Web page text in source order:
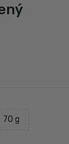
70 g